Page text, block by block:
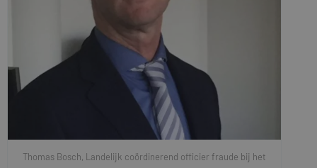
Thomas Bosch, Landelijk coördinerend officier fraude bij het